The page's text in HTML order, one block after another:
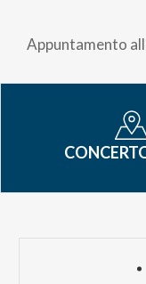
di
pane
Appuntamento